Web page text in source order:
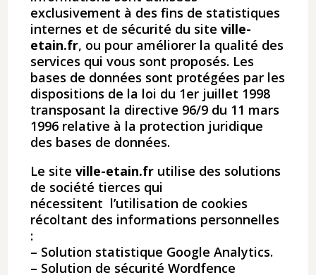
exclusivement à des fins de statistiques
internes et de sécurité du siteville-
etain.fr, ou pour améliorer la qualité des
services qui vous sont proposés. Les
bases de données sont protégées par les
dispositions de la loi du 1er juillet 1998
transposant la directive 96/9 du 11 mars
1996 relative à la protection juridique
des bases de données.
Le siteville-etain.fr utilise des solutions
de société tierces qui
nécessitent l’utilisation de cookies
récoltant des informations personnelles
:
– Solution statistique Google Analytics.
– Solution de sécurité Wordfence